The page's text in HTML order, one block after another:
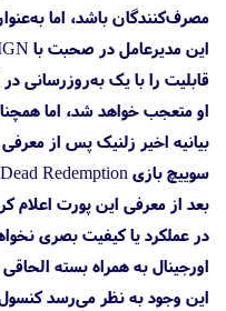
مصرف‌کنندگان باشد، اما
قابلیت را با یک به‌روزرسانی
او متعجب خواهد شد، اما
بعد از معرفی این پورت اعلام
در عملکرد یا کیفیت بصری
این وجود به نظر می‌رسد